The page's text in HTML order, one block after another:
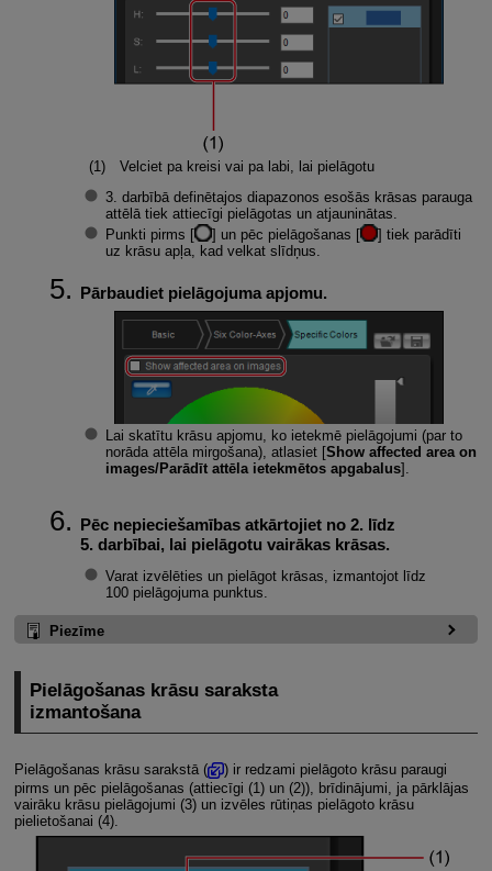
Velciet pa kreisi vai pa labi, lai pielāgotu
3. darbībā definētajos diapazonos esošās krāsas parauga
attēlā tiek attiecīgi pielāgotas un atjauninātas.
Punkti pirms [
] un pēc pielāgošanas [
] tiek parādīti
uz krāsu apļa, kad velkat slīdņus.
Pārbaudiet pielāgojuma apjomu.
Lai skatītu krāsu apjomu, ko ietekmē pielāgojumi (par to
norāda attēla mirgošana), atlasiet [Show affected area on
images/Parādīt attēla ietekmētos apgabalus].
Pēc nepieciešamības atkārtojiet no 2. līdz
5. darbībai, lai pielāgotu vairākas krāsas.
Varat izvēlēties un pielāgot krāsas, izmantojot līdz
100 pielāgojuma punktus.
Piezīme
Pielāgošanas krāsu saraksta
izmantošana
Pielāgošanas krāsu sarakstā (
) ir redzami pielāgoto krāsu paraugi
pirms un pēc pielāgošanas (attiecīgi (1) un (2)), brīdinājumi, ja pārklājas
vairāku krāsu pielāgojumi (3) un izvēles rūtiņas pielāgoto krāsu
pielietošanai (4).